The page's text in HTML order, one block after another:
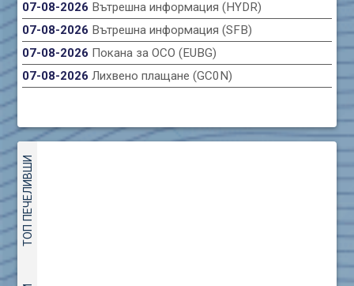
07-08-2026 Вътрешна информация (HYDR)
07-08-2026 Вътрешна информация (SFB)
07-08-2026 Покана за ОСО (EUBG)
07-08-2026Лихвено плащане (GC0N)
ТОП ПЕЧЕЛИВШИ